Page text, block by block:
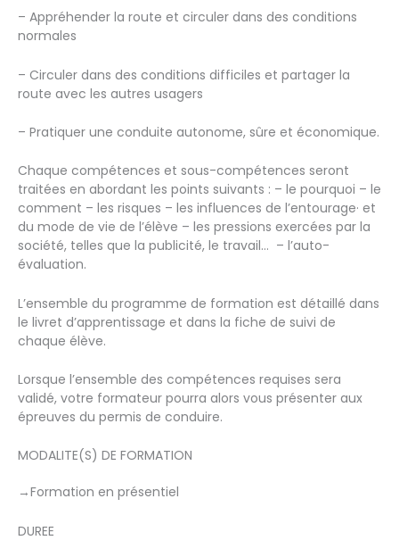
– Appréhender la route et circuler dans des conditions
normales
– Circuler dans des conditions difficiles et partager la
route avec les autres usagers
– Pratiquer une conduite autonome, sûre et économique.
Chaque compétences et sous-compétences seront
traitées en abordant les points suivants : – le pourquoi – le
comment – les risques – les influences de l’entourage· et
du mode de vie de l’élève – les pressions exercées par la
société, telles que la publicité, le travail… – l’auto-
évaluation.
L’ensemble du programme de formation est détaillé dans
le livret d’apprentissage et dans la fiche de suivi de
chaque élève.
Lorsque l’ensemble des compétences requises sera
validé, votre formateur pourra alors vous présenter aux
épreuves du permis de conduire.
MODALITE(S) DE FORMATION
→Formation en présentiel
DUREE